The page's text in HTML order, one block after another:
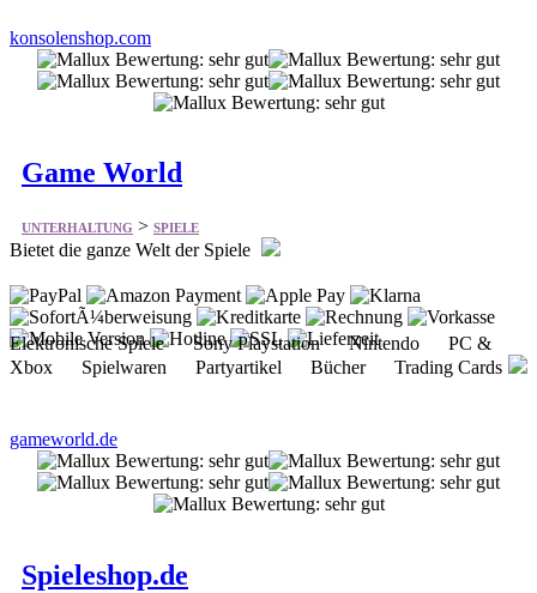
konsolenshop.com
Game World
UNTERHALTUNG>SPIELE
Bietet die ganze Welt der Spiele
Elektronische Spiele Sony Playstation Nintendo PC &
Xbox Spielwaren Partyartikel Bücher Trading Cards
gameworld.de
Spieleshop.de